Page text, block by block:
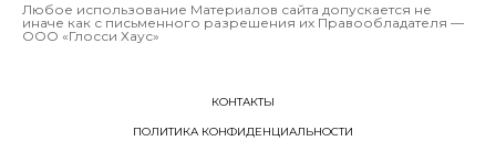
Любое использование Материалов сайта допускается не
иначе как с письменного разрешения их Правообладателя —
OOO «Глосси Хаус»
КОНТАКТЫ
ПОЛИТИКА КОНФИДЕНЦИАЛЬНОСТИ